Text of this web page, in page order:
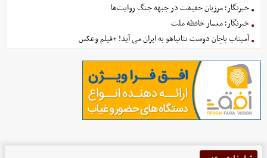
خبرنگار؛ مرزبان حقیقت در جبهه جنگ روایت‌ها
خبرنگار؛ معمار حافظه ملت
آمیتاب باچان دوست نتانیاهو به ایران می آید! +فیلم وعکس